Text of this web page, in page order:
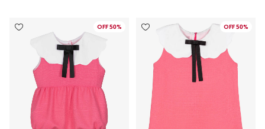
50% OFF
50% OFF